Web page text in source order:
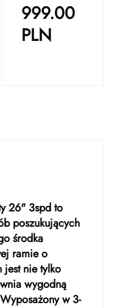
999.00
PLN
26" 3spd to
poszukujących
środka
ramie o
jest nie tylko
wygodną
w 3-